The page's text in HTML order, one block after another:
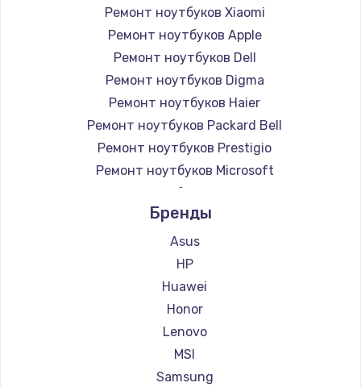
Ремонт ноутбуков Xiaomi
Ремонт ноутбуков Apple
Ремонт ноутбуков Dell
Ремонт ноутбуков Digma
Ремонт ноутбуков Haier
Ремонт ноутбуков Packard Bell
Ремонт ноутбуков Prestigio
Ремонт ноутбуков Microsoft
Ремонт ноутбуков Alienware
Ремонт ноутбуков Aquarius
Ремонт ноутбуков Gigabyte
Ремонт ноутбуков Aorus
Ремонт ноутбуков Maibenben
Ремонт ноутбуков Getac
Ремонт ноутбуков Epson
Ремонт ноутбуков Philips
Ремонт ноутбуков LG
Бренды
Asus
HP
Huawei
Honor
Lenovo
MSI
Samsung